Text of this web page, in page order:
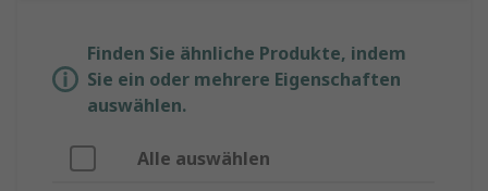
Finden Sie ähnliche Produkte, indem
Sie ein oder mehrere Eigenschaften
auswählen.
Alle auswählen